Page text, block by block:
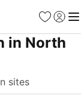
Favorieten
in North
sites